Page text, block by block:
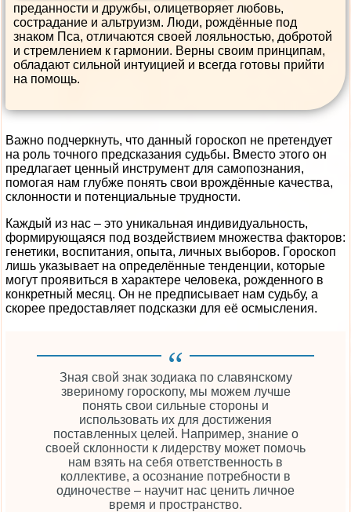
преданности и дружбы, олицетворяет любовь,
сострадание и альтруизм. Люди, рождённые под
знаком Пса, отличаются своей лояльностью, добротой
и стремлением к гармонии. Верны своим принципам,
обладают сильной интуицией и всегда готовы прийти
на помощь.
Важно подчеркнуть, что данный гороскоп не претендует
на роль точного предсказания судьбы. Вместо этого он
предлагает ценный инструмент для самопознания,
помогая нам глубже понять свои врождённые качества,
склонности и потенциальные трудности.
Каждый из нас – это уникальная индивидуальность,
формирующаяся под воздействием множества факторов:
генетики, воспитания, опыта, личных выборов. Гороскоп
лишь указывает на определённые тенденции, которые
могут проявиться в характере человека, рожденного в
конкретный месяц. Он не предписывает нам судьбу, а
скорее предоставляет подсказки для её осмысления.
Зная свой знак зодиака по славянскому
звериному гороскопу, мы можем лучше
понять свои сильные стороны и
использовать их для достижения
поставленных целей. Например, знание о
своей склонности к лидерству может помочь
нам взять на себя ответственность в
коллективе, а осознание потребности в
одиночестве – научит нас ценить личное
время и пространство.